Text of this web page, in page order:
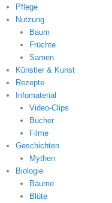
Pflege
Nutzung
Baum
Früchte
Samen
Künstler & Kunst
Rezepte
Infomaterial
Video-Clips
Bücher
Filme
Geschichten
Mythen
Biologie
Bäume
Blüte